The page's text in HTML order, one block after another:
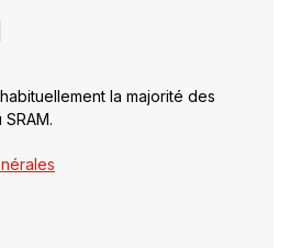
la majorité des
SRAM.